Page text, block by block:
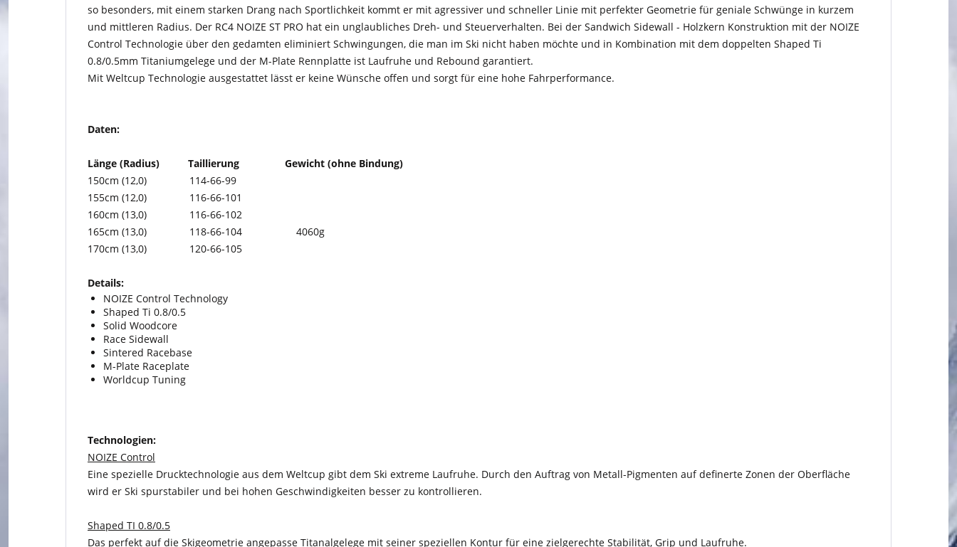
so besonders, mit einem starken Drang nach Sportlichkeit kommt er mit agressiver und schneller Linie mit perfekter Geometrie für geniale Schwünge in kurzem
und mittleren Radius. Der RC4 NOIZE ST PRO hat ein unglaubliches Dreh- und Steuerverhalten. Bei der Sandwich Sidewall - Holzkern Konstruktion mit der NOIZE
Control Technologie über den gedamten eliminiert Schwingungen, die man im Ski nicht haben möchte und in Kombination mit dem doppelten Shaped Ti
0.8/0.5mm Titaniumgelege und der M-Plate Rennplatte ist Laufruhe und Rebound garantiert.
Mit Weltcup Technologie ausgestattet lässt er keine Wünsche offen und sorgt für eine hohe Fahrperformance.
Daten:
Länge (Radius) Taillierung
Gewicht (ohne Bindung)
150cm (12,0) 114-66-99
155cm (12,0)
116-66-101
160cm (13,0)
116-66-102
165cm (13,0)
118-66-104 4060g
170cm (13,0)
120-66-105
Details:
NOIZE Control Technology
Shaped Ti 0.8/0.5
Solid Woodcore
Race Sidewall
Sintered Racebase
M-Plate Raceplate
Worldcup Tuning
Technologien:
NOIZE Control
Eine spezielle Drucktechnologie aus dem Weltcup gibt dem Ski extreme Laufruhe. Durch den Auftrag von Metall-Pigmenten auf definerte Zonen der Oberfläche
wird er Ski spurstabiler und bei hohen Geschwindigkeiten besser zu kontrollieren.
Shaped TI 0.8/0.5
Das perfekt auf die Skigeometrie angepasse Titanalgelege mit seiner speziellen Kontur für eine zielgerechte Stabilität, Grip und Laufruhe.